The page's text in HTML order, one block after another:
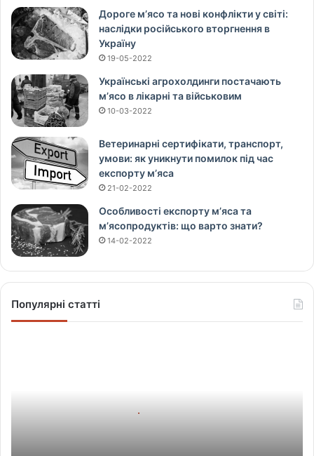
Дороге м’ясо та нові конфлікти у світі:
наслідки російського вторгнення в
Україну
19-05-2022
Українські агрохолдинги постачають
м’ясо в лікарні та військовим
10-03-2022
Ветеринарні сертифікати, транспорт,
умови: як уникнути помилок під час
експорту м’яса
21-02-2022
Особливості експорту м’яса та
м’ясопродуктів: що варто знати?
14-02-2022
Популярні статті